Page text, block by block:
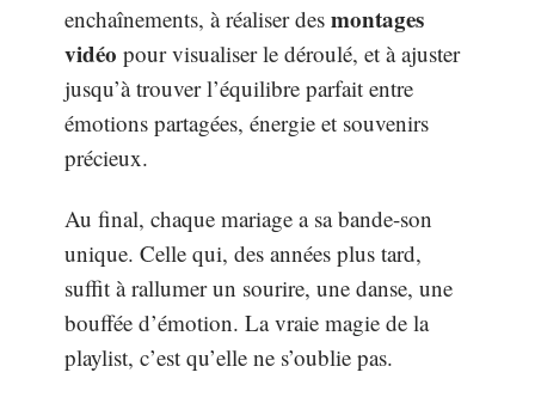
enchaînements, à réaliser des montages
vidéo pour visualiser le déroulé, et à ajuster
jusqu’à trouver l’équilibre parfait entre
émotions partagées, énergie et souvenirs
précieux.
Au final, chaque mariage a sa bande-son
unique. Celle qui, des années plus tard,
suffit à rallumer un sourire, une danse, une
bouffée d’émotion. La vraie magie de la
playlist, c’est qu’elle ne s’oublie pas.